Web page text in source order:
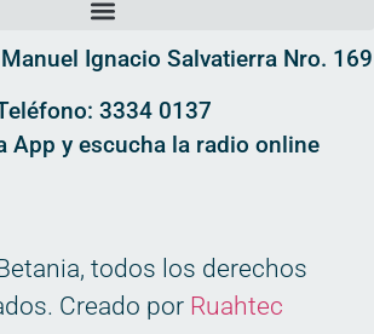
Ignacio Salvatierra Nro. 169
3334 0137
App y escucha la radio online
todos los derechos
Creado por Ruahtec